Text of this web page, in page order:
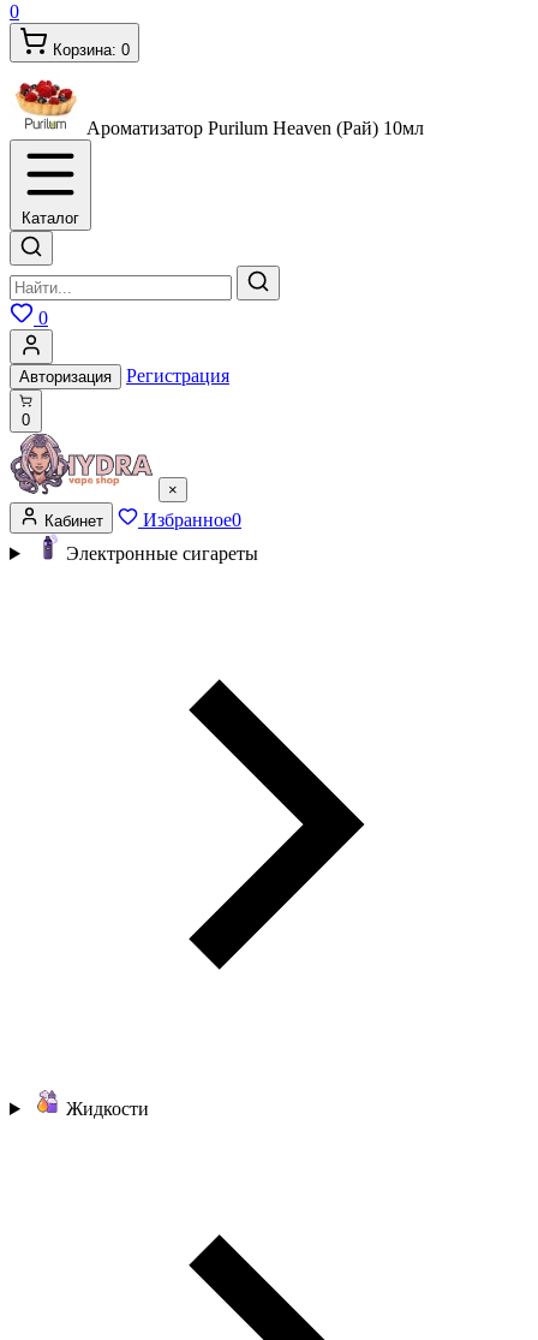
0
Корзина: 0
Ароматизатор Purilum Heaven (Рай) 10мл
Каталог
0
Авторизация Регистрация
0
×
Кабинет
Избранное0
Электронные сигареты
Жидкости